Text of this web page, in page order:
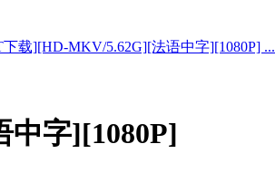
载][HD-MKV/5.62G][法语中字][1080P] ...
字][1080P]